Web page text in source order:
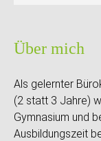
Über mich
Als gelernter
(2 statt 3 Jahre)
Gymnasium und
Ausbildungszeit